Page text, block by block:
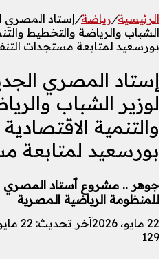
الرئيسية/رياضة/إستاد المصري
الشباب والرياضة والتخطيط
بورسعيد لمتابعة مستجدات
إستاد المصري
لوزير الشباب
والتنمية
بورسعيد لمتابعة
جوهر .. مشروع ٱستاد المصري
للمنظومة الرياضية المصرية
22 مايو، 2026
آخر تحديث: 22 مايو، 2026
129